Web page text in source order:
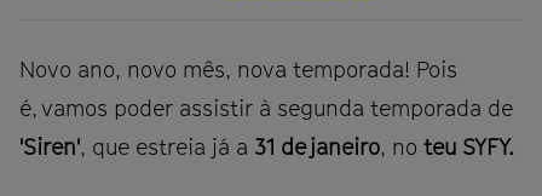
Novo ano, novo mês, nova temporada! Pois
é, vamos poder assistir à segunda temporada de
'Siren', que estreia já a 31 de janeiro, no teu SYFY.